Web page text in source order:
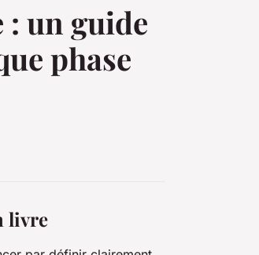
un guide
phase
livre